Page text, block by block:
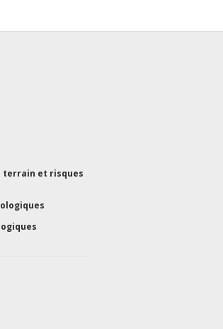
terrain et risques